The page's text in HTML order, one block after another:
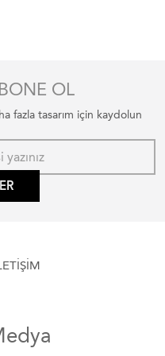
OL
fazla tasarım için kaydolun